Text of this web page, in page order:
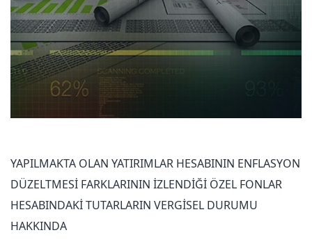
YAPILMAKTA OLAN YATIRIMLAR HESABININ ENFLASYON
DÜZELTMESİ FARKLARININ İZLENDİĞİ ÖZEL FONLAR
HESABINDAKİ TUTARLARIN VERGİSEL DURUMU
HAKKINDA